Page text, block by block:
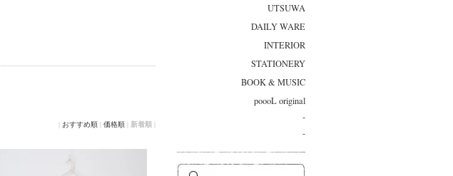
おすすめ順 価格順 新着順
UTSUWA
DAILY WARE
INTERIOR
STATIONERY
BOOK & MUSIC
poooL original
-
-